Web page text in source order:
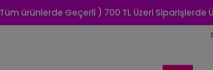
Tüm ürünlerde Geçerli ) 700 TL Üzeri Siparişlerde